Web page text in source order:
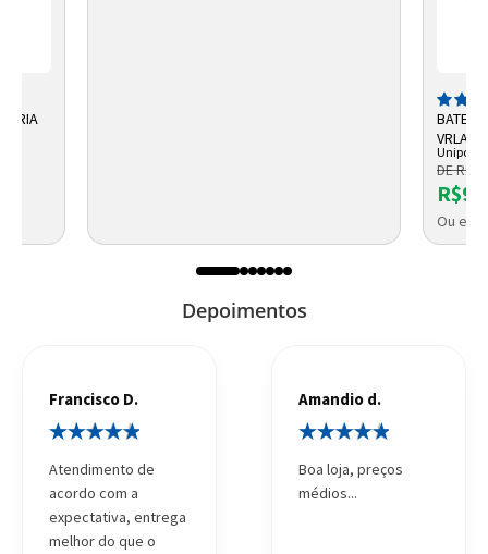
VRLA
DE R$
Ou em
Depoimentos
Atendimento de
acordo com a
expectativa, entrega
melhor do que o
Francisco D.
Boa loja, preços
médios...
Amandio d.